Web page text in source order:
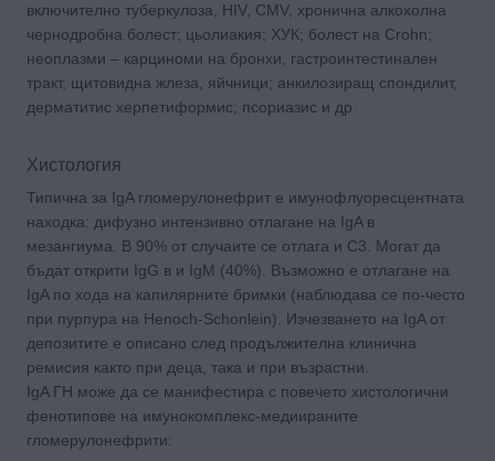
включително туберкулоза, HIV, CMV, хронична алкохолна
чернодробна болест; цьолиакия; ХУК; болест на Crohn;
неоплазми – карциноми на бронхи, гастроинтестинален
тракт, щитовидна жлеза, яйчници; анкилозиращ спондилит,
дерматитис херпетиформис; псориазис и др.
Хистология
Типична за IgA гломерулонефрит е имунофлуоресцентната
находка: дифузно интензивно отлагане на IgA в
мезангиума. В 90% от случаите се отлага и C3. Могат да
бъдат открити IgG в и IgM (40%). Възможно е отлагане на
IgA по хода на капилярните бримки (наблюдава се по-често
при пурпура на Henoch-Schonlein). Изчезването на IgA от
депозитите е описано след продължителна клинична
ремисия както при деца, така и при възрастни.
IgA ГН може да се манифестира с повечето хистологични
фенотипове на имунокомплекс-медиираните
гломерулонефрити: